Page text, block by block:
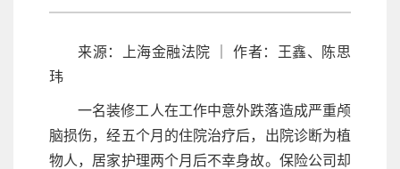
来源：上海金融法院 ｜ 作者：王鑫、陈思
玮
一名装修工人在工作中意外跌落造成严重颅
脑损伤，经五个月的住院治疗后，出院诊断为植
物人，居家护理两个月后不幸身故。保险公司却